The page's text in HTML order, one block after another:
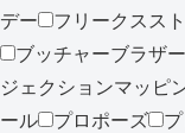
デー
フリークスス
ブッチャーブラザ
ジェクションマッピ
ール
プロポーズ